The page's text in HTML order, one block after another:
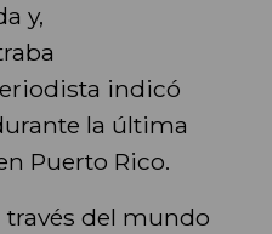
y,
indicó
la última
Puerto Rico.
del mundo